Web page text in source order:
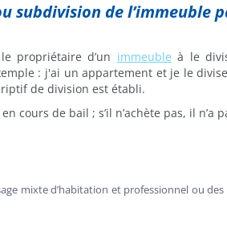
subdivision de l’immeuble
propriétaire d’un immeuble à le
: j'ai un appartement et je le
de division est établi.
cours de bail ; s’il n’achète pas, il n’a
mixte d’habitation et professionnel ou